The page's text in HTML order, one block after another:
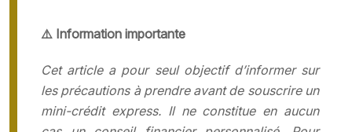
⚠️ Information importante
Cet article a pour seul objectif d’informer sur
les précautions à prendre avant de souscrire un
mini-crédit express. Il ne constitue en aucun